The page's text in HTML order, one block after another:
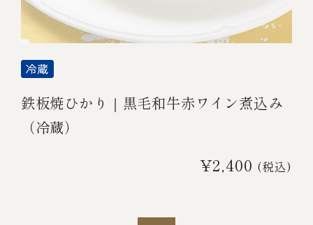
鉄板焼ひかり｜黒毛和牛赤ワイン煮込み
（冷蔵）
¥2,400 (税込)